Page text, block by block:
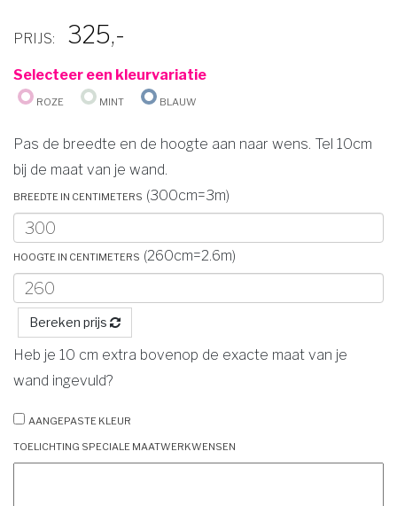
PRIJS: 325,-
Selecteer een kleurvariatie
Roze
Mint Blauw
Pas de breedte en de hoogte aan naar wens. Tel 10cm
bij de maat van je wand.
Breedte in centimeters (300cm=3m)
Hoogte in centimeters (260cm=2.6m)
Bereken prijs
Heb je 10 cm extra bovenop de exacte maat van je
wand ingevuld?
Aangepaste kleur
Toelichting speciale maatwerkwensen